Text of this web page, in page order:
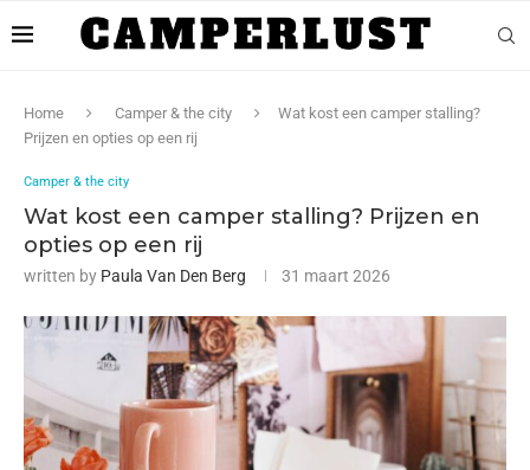
Home Camper & the city
Wat kost een camper stalling?
Prijzen en opties op een rij
Camper & the city
Wat kost een camper stalling? Prijzen en
opties op een rij
written by Paula Van Den Berg 31 maart 2026